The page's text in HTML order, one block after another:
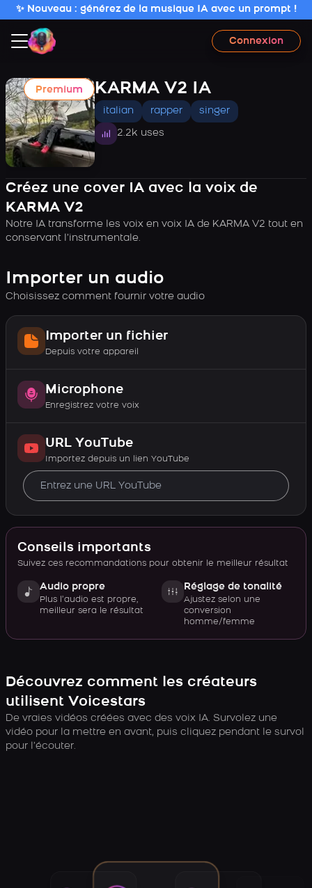
✨ Nouveau : générez de la musique IA avec un prompt !
Connexion
Premium KARMA V2 IA
italian rapper singer
2.2k uses
Créez une cover IA avec la voix de
KARMA V2
Notre IA transforme les voix en voix IA de KARMA V2 tout en
conservant l’instrumentale.
Importer un audio
Choisissez comment fournir votre audio
Importer un fichier
Depuis votre appareil
Microphone
Enregistrez votre voix
URL YouTube
Importez depuis un lien YouTube
Conseils importants
Suivez ces recommandations pour obtenir le meilleur résultat
Audio propre
Plus l’audio est propre,
meilleur sera le résultat
Réglage de tonalité
Ajustez selon une
conversion
homme/femme
Découvrez comment les créateurs
utilisent Voicestars
De vraies vidéos créées avec des voix IA. Survolez une
vidéo pour la mettre en avant, puis cliquez pendant le survol
pour l’écouter.